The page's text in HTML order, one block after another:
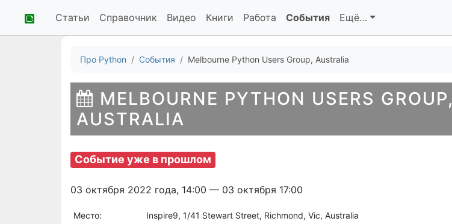
Статьи Справочник Видео Книги Работа События Ещё…
Про Python События Melbourne Python Users Group, Australia
MELBOURNE PYTHON USERS GROUP,
AUSTRALIA
Событие уже в прошлом
03 октября 2022 года, 14:00 — 03 октября 17:00
Место:
Inspire9, 1/41 Stewart Street, Richmond, Vic, Australia